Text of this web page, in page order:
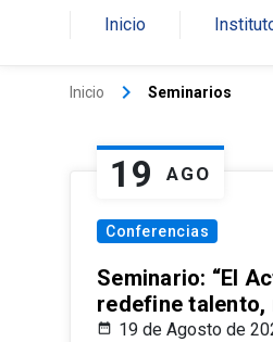
Inicio
Inicio keyboard_arrow_right Seminarios
19 AGO
Conferencias
Seminario: “El
redefine talento,
19 de Agosto de